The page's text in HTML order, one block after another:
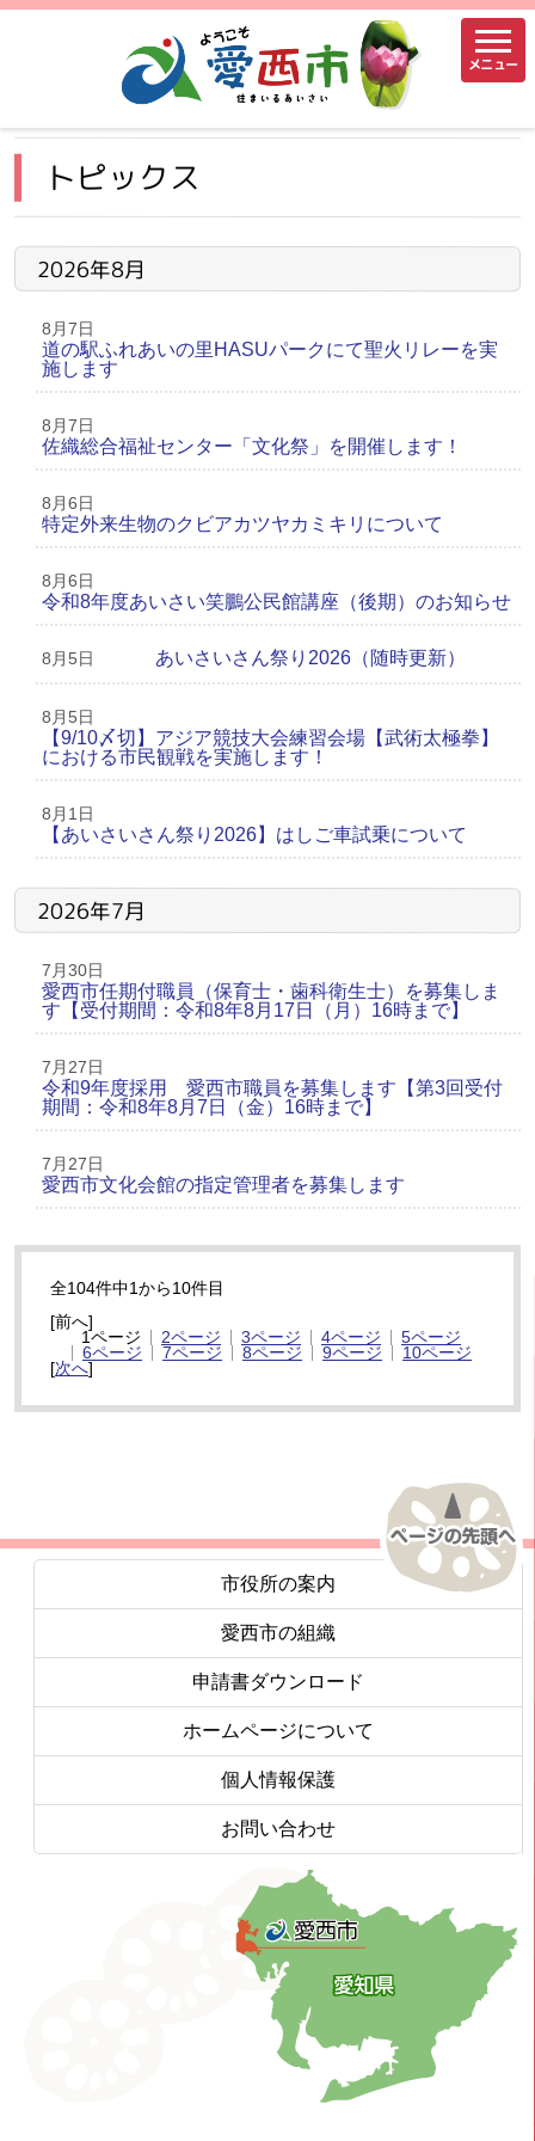
メニュー
トピックス
2026年8月
8月7日
道の駅ふれあいの里HASUパークにて聖火リレーを実
施します
8月7日
佐織総合福祉センター「文化祭」を開催します！
8月6日
特定外来生物のクビアカツヤカミキリについて
8月6日
令和8年度あいさい笑鵬公民館講座（後期）のお知らせ
8月5日 あいさいさん祭り2026（随時更新）
8月5日
【9/10〆切】アジア競技大会練習会場【武術太極拳】
における市民観戦を実施します！
8月1日
【あいさいさん祭り2026】はしご車試乗について
2026年7月
7月30日
愛西市任期付職員（保育士・歯科衛生士）を募集しま
す【受付期間：令和8年8月17日（月）16時まで】
7月27日
令和9年度採用 愛西市職員を募集します【第3回受付
期間：令和8年8月7日（金）16時まで】
7月27日
愛西市文化会館の指定管理者を募集します
全104件中1から10件目
[前へ]
1ページ
2ページ 3ページ 4ページ
5ページ
6ページ
7ページ 8ページ 9ページ
10ページ
[次へ]
市役所の案内
愛西市の組織
申請書ダウンロード
ホームページについて
個人情報保護
お問い合わせ